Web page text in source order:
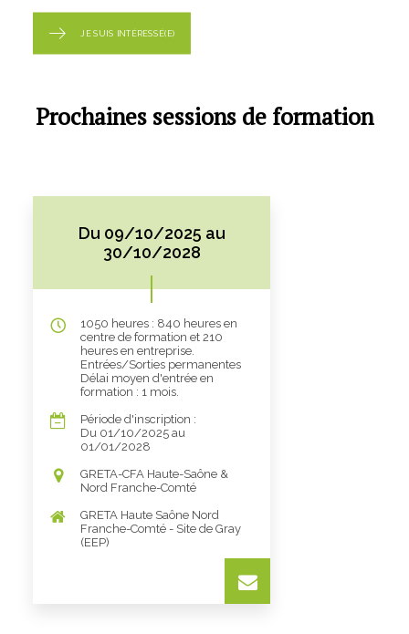
JE SUIS INTÉRESSÉ(E)
Prochaines sessions de formation
Du 09/10/2025 au
30/10/2028
1050 heures : 840 heures en
centre de formation et 210
heures en entreprise.
Entrées/Sorties permanentes
Délai moyen d'entrée en
formation : 1 mois.
Période d'inscription :
Du 01/10/2025 au
01/01/2028
GRETA-CFA Haute-Saône &
Nord Franche-Comté
GRETA Haute Saône Nord
Franche-Comté - Site de Gray
(EEP)